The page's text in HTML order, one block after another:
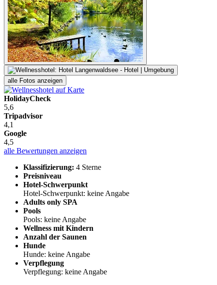
alle Fotos anzeigen
HolidayCheck
5,6
Tripadvisor
4,1
Google
4,5
alle Bewertungen anzeigen
Klassifizierung: 4 Sterne
Preisniveau
Hotel-Schwerpunkt
Hotel-Schwerpunkt: keine Angabe
Adults only SPA
Pools
Pools: keine Angabe
Wellness mit Kindern
Anzahl der Saunen
Hunde
Hunde: keine Angabe
Verpflegung
Verpflegung: keine Angabe